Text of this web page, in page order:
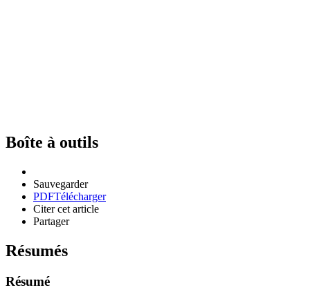
Boîte à outils
Sauvegarder
PDFTélécharger
Citer cet article
Partager
Résumés
Résumé